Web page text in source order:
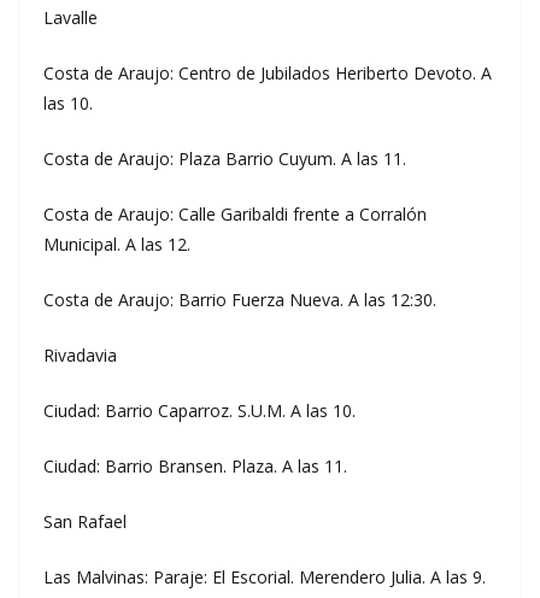
Lavalle
Costa de Araujo: Centro de Jubilados Heriberto Devoto. A
las 10.
Costa de Araujo: Plaza Barrio Cuyum. A las 11.
Costa de Araujo: Calle Garibaldi frente a Corralón
Municipal. A las 12.
Costa de Araujo: Barrio Fuerza Nueva. A las 12:30.
Rivadavia
Ciudad: Barrio Caparroz. S.U.M. A las 10.
Ciudad: Barrio Bransen. Plaza. A las 11.
San Rafael
Las Malvinas: Paraje: El Escorial. Merendero Julia. A las 9.